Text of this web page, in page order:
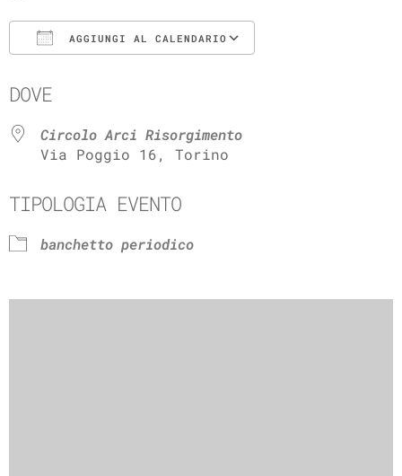
AGGIUNGI AL CALENDARIO
DOVE
Circolo Arci Risorgimento
Via Poggio 16, Torino
TIPOLOGIA EVENTO
banchetto periodico